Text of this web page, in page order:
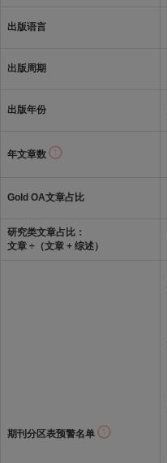
出版语言
出版周期
出版年份
年文章数
Gold OA文章占比
研究类文章占比：
文章 ÷（文章 + 综述）
期刊分区表预警名单